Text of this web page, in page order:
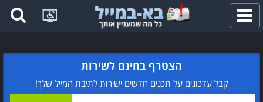
פתח
תפריט
הצטרף בחינם לשירות
קבל עדכונים על תכנים חדשים ישירות לתיבת המייל שלך!